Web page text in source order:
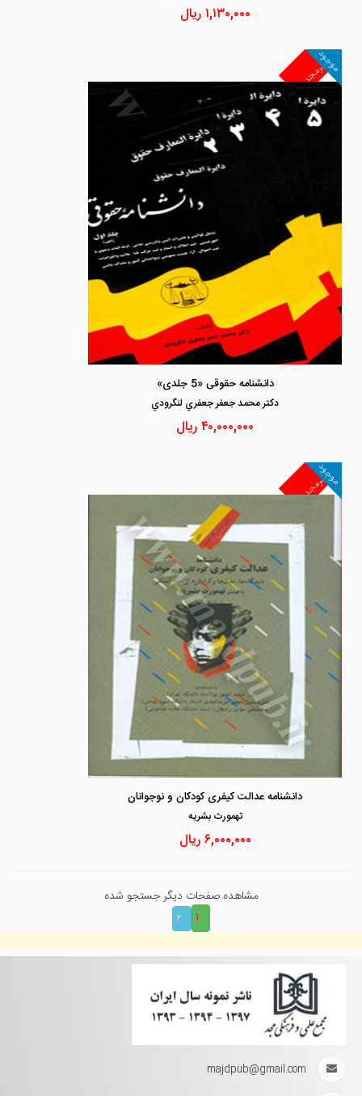
۱,۱۳۰,۰۰۰ ریال
غیرمجد
موجود
دانشنامه حقوقی «5 جلدی»
دكتر محمد جعفر جعفري لنگرودي
۴۰,۰۰۰,۰۰۰ریال
غیرمجد
موجود
دانشنامه عدالت کیفری کودکان و نوجوانان
تهمورث بشريه
۶,۰۰۰,۰۰۰ریال
مشاهده صفحات دیگر جستجو شده
۱
۲
majdpub@gmail.com